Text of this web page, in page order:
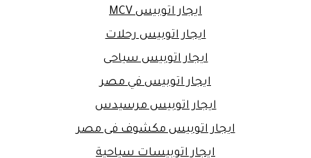
ايجار اتوبيس MCV
ايجار اتوبيس رحلات
ايجار اتوبيس سياحى
ايجار اتوبيس في مصر
ايجار اتوبيس مرسيدس
ايجار اتوبيس مكشوف فى مصر
ايجار اتوبيسات سياحية